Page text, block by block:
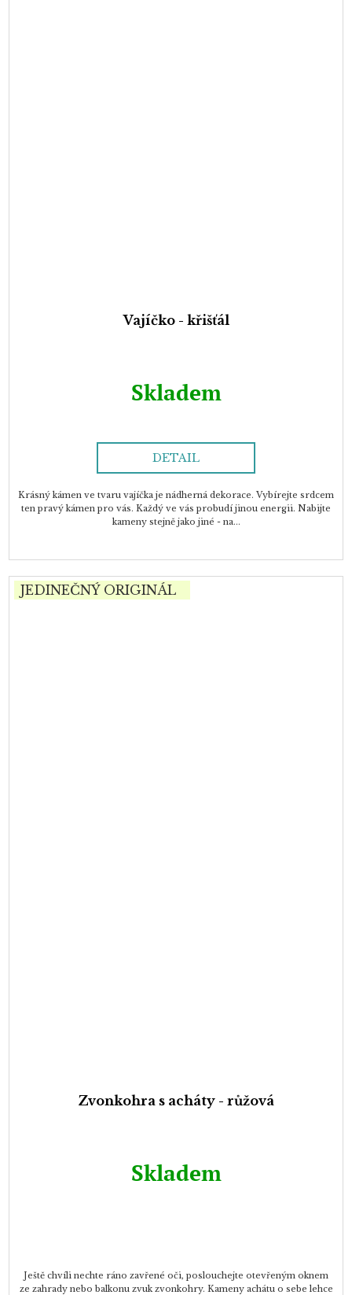
Vajíčko - křišťál
Skladem
DETAIL
Krásný kámen ve tvaru vajíčka je nádherná dekorace. Vybírejte srdcem
ten pravý kámen pro vás. Každý ve vás probudí jinou energii. Nabijte
kameny stejně jako jiné - na...
JEDINEČNÝ ORIGINÁL
Zvonkohra s acháty - růžová
Skladem
Ještě chvíli nechte ráno zavřené oči, poslouchejte otevřeným oknem
ze zahrady nebo balkonu zvuk zvonkohry. Kameny achátu o sebe lehce